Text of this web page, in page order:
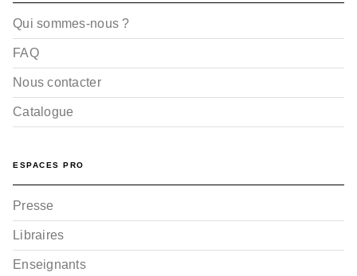
Qui sommes-nous ?
FAQ
Nous contacter
Catalogue
ESPACES PRO
Presse
Libraires
Enseignants